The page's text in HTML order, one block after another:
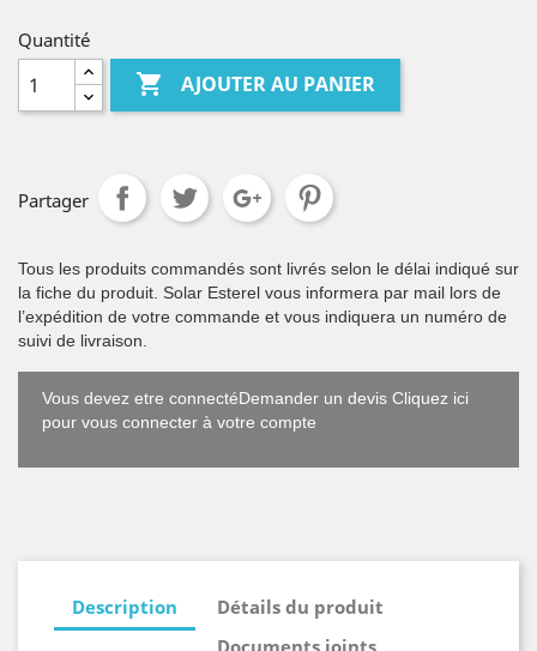
Quantité
 AJOUTER AU PANIER
Partager
Tous les produits commandés sont livrés selon le délai indiqué sur
la fiche du produit. Solar Esterel vous informera par mail lors de
l’expédition de votre commande et vous indiquera un numéro de
suivi de livraison.
Vous devez etre connectéDemander un devis Cliquez ici
pour vous connecter à votre compte
Description
Détails du produit
Documents joints